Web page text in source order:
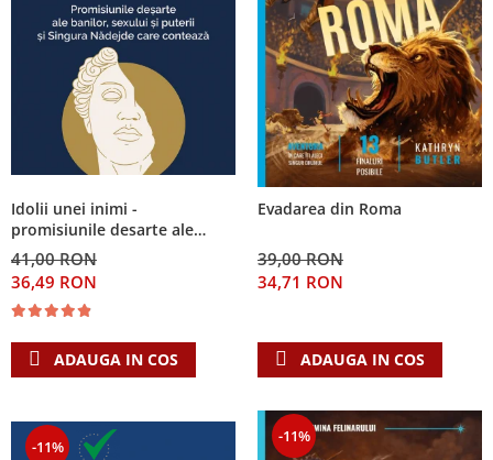
Idolii unei inimi -
promisiunile desarte ale
banilor, sexului si puterii si
Singura Nadejde care
conteaza
41,00 RON
36,49 RON
ADAUGA IN COS
Evadarea din Roma
39,00 RON
34,71 RON
ADAUGA IN COS
-11%
-11%